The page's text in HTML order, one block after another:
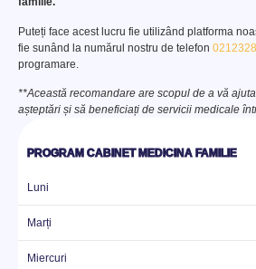
Puteți face acest lucru fie utilizând platforma
fie sunând la numărul nostru de telefon
programare.
**Această recomandare are scopul de a vă
așteptări și să beneficiați de servicii medicale
PROGRAM CABINET MEDICINA FAMILIE
Luni
Marți
Miercuri